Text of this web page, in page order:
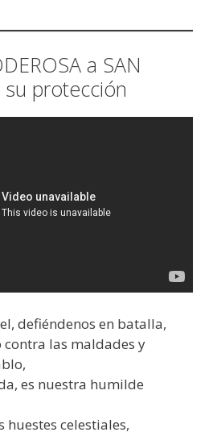
a SAN
su protección
defiéndenos en batalla,
las maldades y
es nuestra humilde
huestes celestiales,